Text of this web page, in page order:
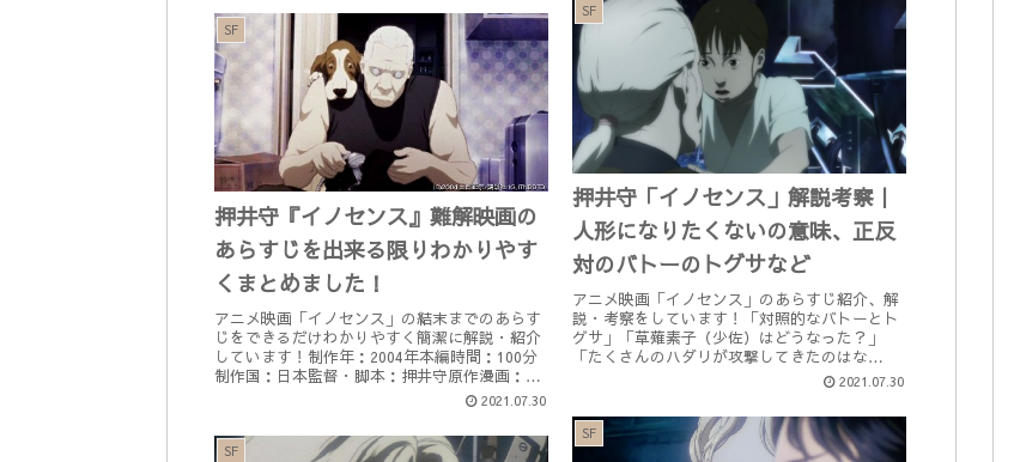
SF
押井守「イノセンス」解説考察｜
人形になりたくないの意味、正反
対のバトーのトグサなど
アニメ映画「イノセンス」のあらすじ紹介、解
説・考察をしています！「対照的なバトーとト
グサ」「草薙素子（少佐）はどうなった？」
「たくさんのハダリが攻撃してきたのはな
ぜ？」「人形になりたくないの意味」「バトー
の失恋」について書いてます。制作年：...
2021.07.30
SF
押井守『イノセンス』難解映画の
あらすじを出来る限りわかりやす
くまとめました！
アニメ映画「イノセンス」の結末までのあらす
じをできるだけわかりやすく簡潔に解説・紹介
しています！制作年：2004年本編時間：100分
制作国：日本監督・脚本：押井守原作漫画：
『攻殻機動隊』士郎正宗 著主題歌：『Follow
2021.07.30
SF
SF